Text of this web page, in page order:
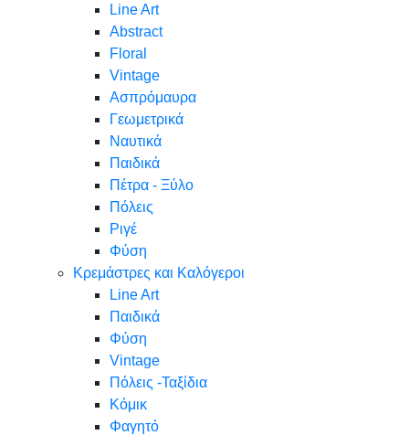
Line Art
Abstract
Floral
Vintage
Ασπρόμαυρα
Γεωμετρικά
Ναυτικά
Παιδικά
Πέτρα - Ξύλο
Πόλεις
Ριγέ
Φύση
Κρεμάστρες και Καλόγεροι
Line Art
Παιδικά
Φύση
Vintage
Πόλεις -Ταξίδια
Κόμικ
Φαγητό